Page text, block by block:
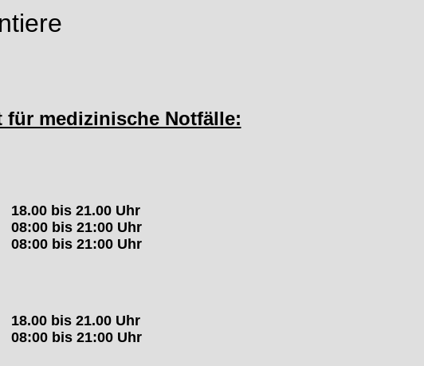
für medizinische Notfälle:
18.00 bis 21.00 Uhr
08:00 bis 21:00 Uhr
08:00 bis 21:00 Uhr
18.00 bis 21.00 Uhr
08:00 bis 21:00 Uhr